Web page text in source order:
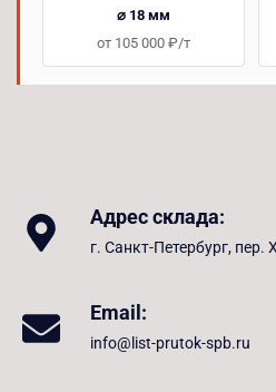
⌀ 18 мм
от 105 000 ₽/т
Адрес склада:
г. Санкт-Петербург, пер.
Email:
info@list-prutok-spb.ru